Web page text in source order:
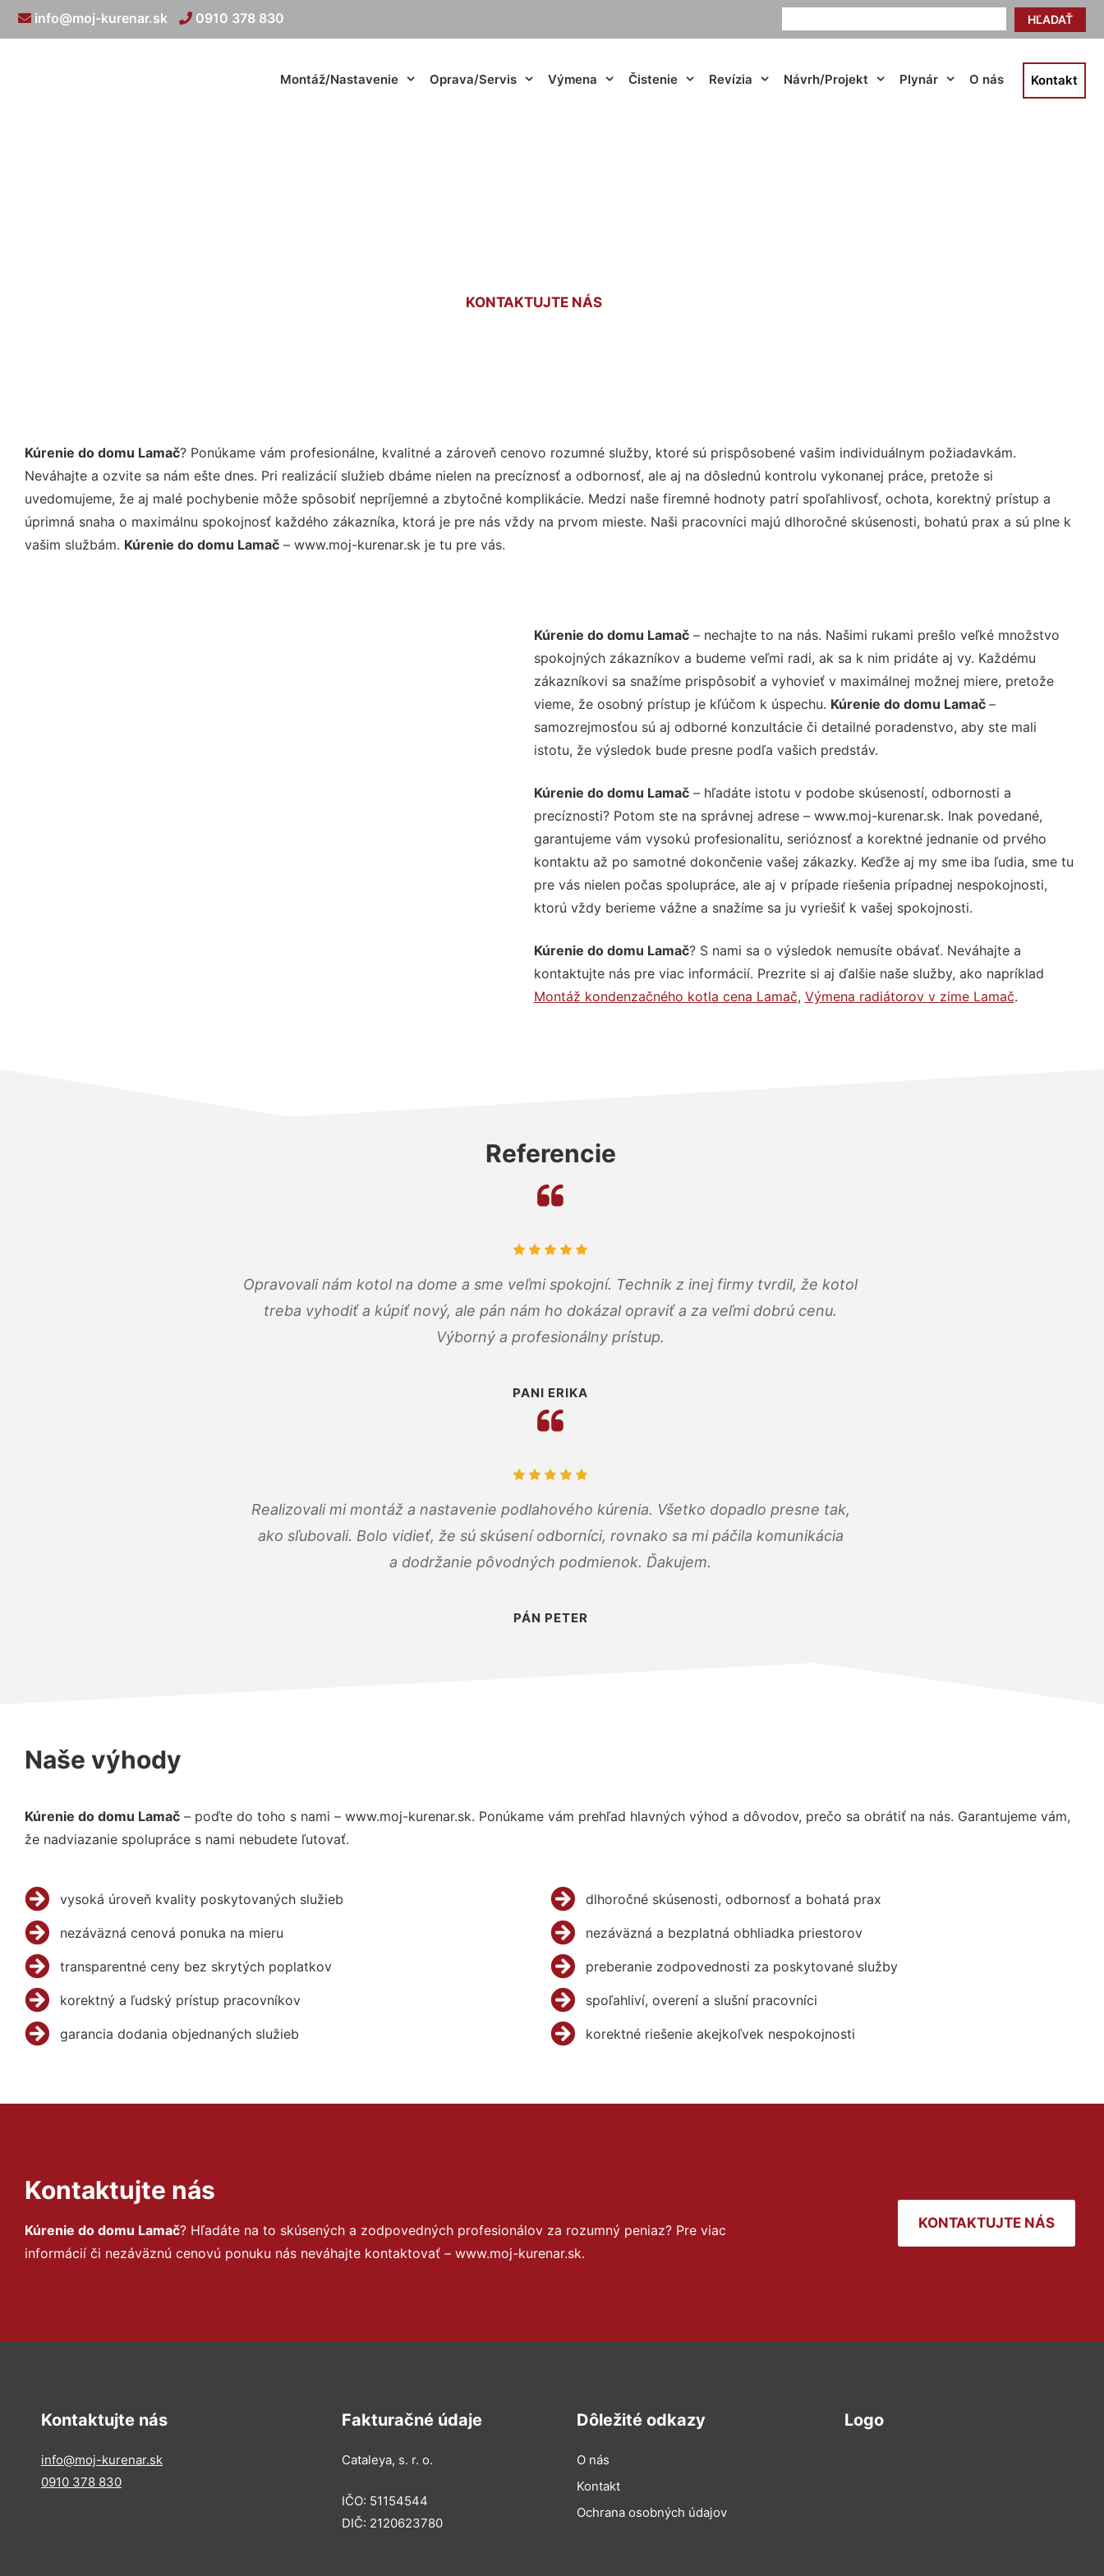
HĽADAŤ
info@moj-kurenar.sk 0910 378 830
Montáž/Nastavenie Oprava/Servis Výmena Čistenie Revízia Návrh/Projekt Plynár O nás Kontakt
KONTAKTUJTE NÁS
Kúrenie do domu Lamač? Ponúkame vám profesionálne, kvalitné a zároveň cenovo rozumné služby, ktoré sú prispôsobené vašim individuálnym požiadavkám.
Neváhajte a ozvite sa nám ešte dnes. Pri realizácií služieb dbáme nielen na precíznosť a odbornosť, ale aj na dôslednú kontrolu vykonanej práce, pretože si
uvedomujeme, že aj malé pochybenie môže spôsobiť nepríjemné a zbytočné komplikácie. Medzi naše firemné hodnoty patrí spoľahlivosť, ochota, korektný prístup a
úprimná snaha o maximálnu spokojnosť každého zákazníka, ktorá je pre nás vždy na prvom mieste. Naši pracovníci majú dlhoročné skúsenosti, bohatú prax a sú plne k
vašim službám. Kúrenie do domu Lamač – www.moj-kurenar.sk je tu pre vás.
Kúrenie do domu Lamač– nechajte to na nás. Našimi rukami prešlo veľké množstvo
spokojných zákazníkov a budeme veľmi radi, ak sa k nim pridáte aj vy. Každému
zákazníkovi sa snažíme prispôsobiť a vyhovieť v maximálnej možnej miere, pretože
vieme, že osobný prístup je kľúčom k úspechu. Kúrenie do domu Lamač –
samozrejmosťou sú aj odborné konzultácie či detailné poradenstvo, aby ste mali
istotu, že výsledok bude presne podľa vašich predstáv.
Kúrenie do domu Lamač– hľadáte istotu v podobe skúseností, odbornosti a
precíznosti? Potom ste na správnej adrese – www.moj-kurenar.sk. Inak povedané,
garantujeme vám vysokú profesionalitu, serióznosť a korektné jednanie od prvého
kontaktu až po samotné dokončenie vašej zákazky. Keďže aj my sme iba ľudia, sme tu
pre vás nielen počas spolupráce, ale aj v prípade riešenia prípadnej nespokojnosti,
ktorú vždy berieme vážne a snažíme sa ju vyriešiť k vašej spokojnosti.
Kúrenie do domu Lamač? S nami sa o výsledok nemusíte obávať. Neváhajte a
kontaktujte nás pre viac informácií. Prezrite si aj ďalšie naše služby, ako napríklad
Montáž kondenzačného kotla cena Lamač, Výmena radiátorov v zime Lamač.
Referencie
Opravovali nám kotol na dome a sme veľmi spokojní. Technik z inej firmy tvrdil, že kotol
treba vyhodiť a kúpiť nový, ale pán nám ho dokázal opraviť a za veľmi dobrú cenu.
Výborný a profesionálny prístup.
PANI ERIKA
Realizovali mi montáž a nastavenie podlahového kúrenia. Všetko dopadlo presne tak,
ako sľubovali. Bolo vidieť, že sú skúsení odborníci, rovnako sa mi páčila komunikácia
a dodržanie pôvodných podmienok. Ďakujem.
PÁN PETER
Naše výhody
Kúrenie do domu Lamač – poďte do toho s nami – www.moj-kurenar.sk. Ponúkame vám prehľad hlavných výhod a dôvodov, prečo sa obrátiť na nás. Garantujeme vám,
že nadviazanie spolupráce s nami nebudete ľutovať.
vysoká úroveň kvality poskytovaných služieb
nezáväzná cenová ponuka na mieru
transparentné ceny bez skrytých poplatkov
korektný a ľudský prístup pracovníkov
garancia dodania objednaných služieb
dlhoročné skúsenosti, odbornosť a bohatá prax
nezáväzná a bezplatná obhliadka priestorov
preberanie zodpovednosti za poskytované služby
spoľahliví, overení a slušní pracovníci
korektné riešenie akejkoľvek nespokojnosti
Kontaktujte nás
Kúrenie do domu Lamač? Hľadáte na to skúsených a zodpovedných profesionálov za rozumný peniaz? Pre viac
informácií či nezáväznú cenovú ponuku nás neváhajte kontaktovať – www.moj-kurenar.sk.
KONTAKTUJTE NÁS
Kontaktujte nás
info@moj-kurenar.sk
0910 378 830
Fakturačné údaje
Cataleya, s. r. o.
IČO: 51154544
DIČ: 2120623780
Dôležité odkazy
O nás
Kontakt
Ochrana osobných údajov
Logo